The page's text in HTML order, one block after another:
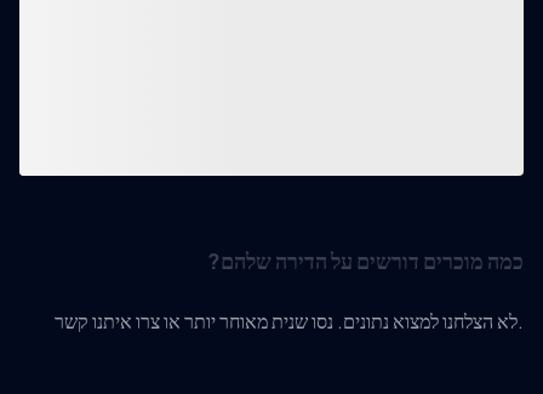
כמה מוכרים דורשים על הדירה שלהם?
לא הצלחנו למצוא נתונים. נסו שנית מאוחר יותר או צרו איתנו קשר.